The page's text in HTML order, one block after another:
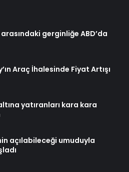
gerginliğe ABD’da
Araç İhalesinde Fiyat Artışı
yatıranları kara kara
açılabileceği umuduyla